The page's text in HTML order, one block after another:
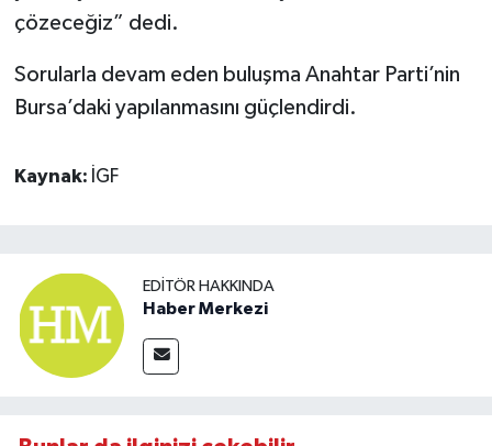
çözeceğiz” dedi.
Sorularla devam eden buluşma Anahtar Parti’nin
Bursa’daki yapılanmasını güçlendirdi.
Kaynak: İGF
EDITÖR HAKKINDA
Haber Merkezi